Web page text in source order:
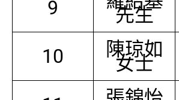
9 先生
10 陳琼如
女士